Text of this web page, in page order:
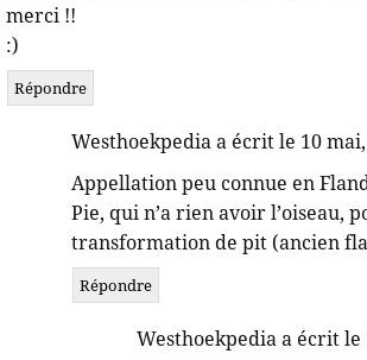
merci !!
:)
Répondre
Westhoekpedia a écrit le 10
Appellation peu connue en
Pie, qui n’a rien avoir
transformation de pit (ancien
Répondre
Westhoekpedia a écrit le